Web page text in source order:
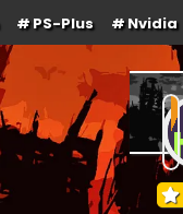
PS-Plus Nvidia